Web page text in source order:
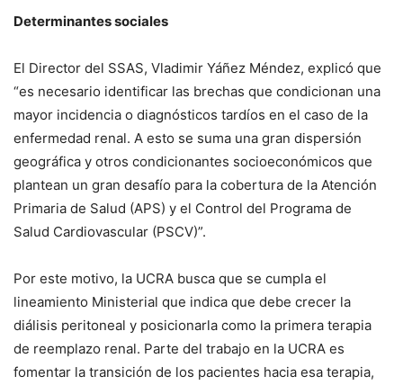
Determinantes sociales
El Director del SSAS, Vladimir Yáñez Méndez, explicó que
“es necesario identificar las brechas que condicionan una
mayor incidencia o diagnósticos tardíos en el caso de la
enfermedad renal. A esto se suma una gran dispersión
geográfica y otros condicionantes socioeconómicos que
plantean un gran desafío para la cobertura de la Atención
Primaria de Salud (APS) y el Control del Programa de
Salud Cardiovascular (PSCV)”.
Por este motivo, la UCRA busca que se cumpla el
lineamiento Ministerial que indica que debe crecer la
diálisis peritoneal y posicionarla como la primera terapia
de reemplazo renal. Parte del trabajo en la UCRA es
fomentar la transición de los pacientes hacia esa terapia,